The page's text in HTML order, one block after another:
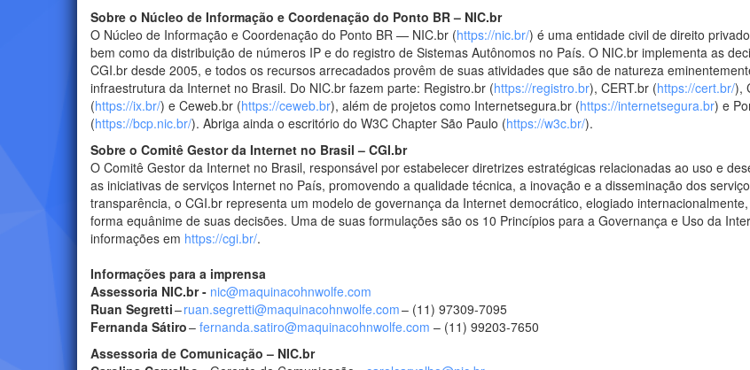
Sobre o Núcleo de Informação e Coordenação do Ponto BR – NIC.br
O Núcleo de Informação e Coordenação do Ponto BR — NIC.br (https://nic.br/) é uma entidade civil de direito
bem como da distribuição de números IP e do registro de Sistemas Autônomos no País. O NIC.br implementa as
CGI.br desde 2005, e todos os recursos arrecadados provêm de suas atividades que são de natureza
infraestrutura da Internet no Brasil. Do NIC.br fazem parte: Registro.br (https://registro.br), CERT.br (https://cert.br/),
(https://ix.br/) e Ceweb.br (https://ceweb.br), além de projetos como Internetsegura.br (https://internetsegura.br) e
(https://bcp.nic.br/). Abriga ainda o escritório do W3C Chapter São Paulo (https://w3c.br/).
Sobre o Comitê Gestor da Internet no Brasil – CGI.br
O Comitê Gestor da Internet no Brasil, responsável por estabelecer diretrizes estratégicas relacionadas ao uso e
as iniciativas de serviços Internet no País, promovendo a qualidade técnica, a inovação e a disseminação dos
transparência, o CGI.br representa um modelo de governança da Internet democrático, elogiado
forma equânime de suas decisões. Uma de suas formulações são os 10 Princípios para a Governança e Uso da
informações em https://cgi.br/.
Informações para a imprensa
Assessoria NIC.br - nic@maquinacohnwolfe.com
Ruan Segretti–ruan.segretti@maquinacohnwolfe.com– (11) 97309-7095
Fernanda Sátiro– fernanda.satiro@maquinacohnwolfe.com – (11) 99203-7650
Assessoria de Comunicação – NIC.br